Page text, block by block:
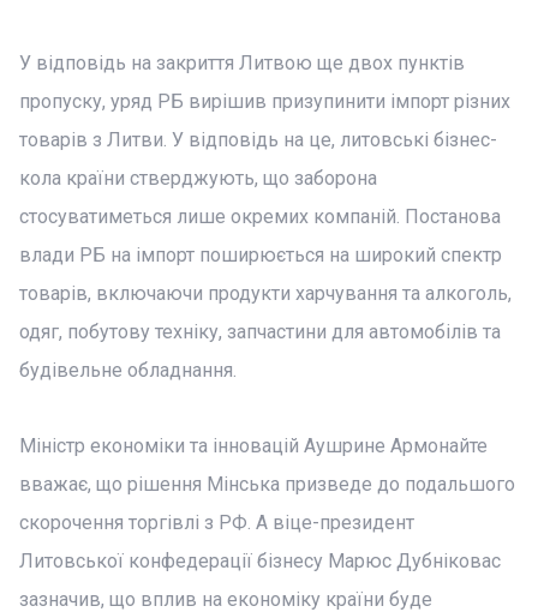
У відповідь на закриття Литвою ще двох пунктів
пропуску, уряд РБ вирішив призупинити імпорт різних
товарів з Литви. У відповідь на це, литовські бізнес-
кола країни стверджують, що заборона
стосуватиметься лише окремих компаній. Постанова
влади РБ на імпорт поширюється на широкий спектр
товарів, включаючи продукти харчування та алкоголь,
одяг, побутову техніку, запчастини для автомобілів та
будівельне обладнання.
Міністр економіки та інновацій Аушрине Армонайте
вважає, що рішення Мінська призведе до подальшого
скорочення торгівлі з РФ. А віце-президент
Литовської конфедерації бізнесу Марюс Дубніковас
зазначив, що вплив на економіку країни буде